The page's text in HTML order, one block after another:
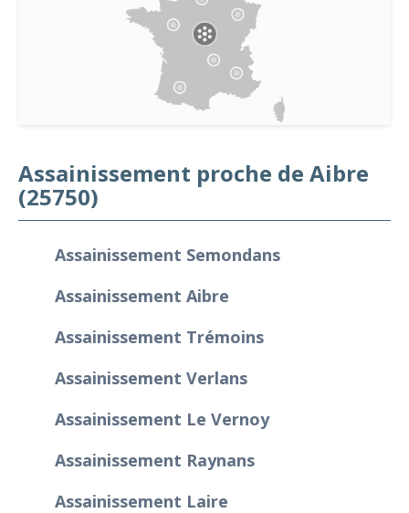
Assainissement proche de Aibre
(25750)
Assainissement Semondans
Assainissement Aibre
Assainissement Trémoins
Assainissement Verlans
Assainissement Le Vernoy
Assainissement Raynans
Assainissement Laire